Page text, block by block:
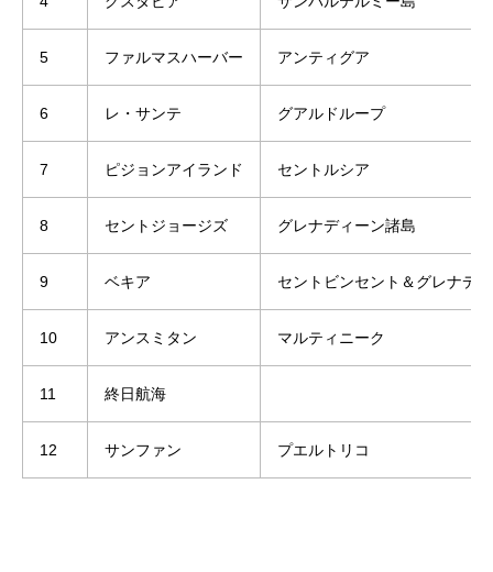
5 ファルマスハーバー アンティグア
6 レ・サンテ グアルドループ
7 ピジョンアイランド セントルシア
8 セントジョージズ グレナディーン諸島
9 ベキア セントビンセント＆グレナデ
10 アンスミタン マルティニーク
11 終日航海
12 サンファン プエルトリコ